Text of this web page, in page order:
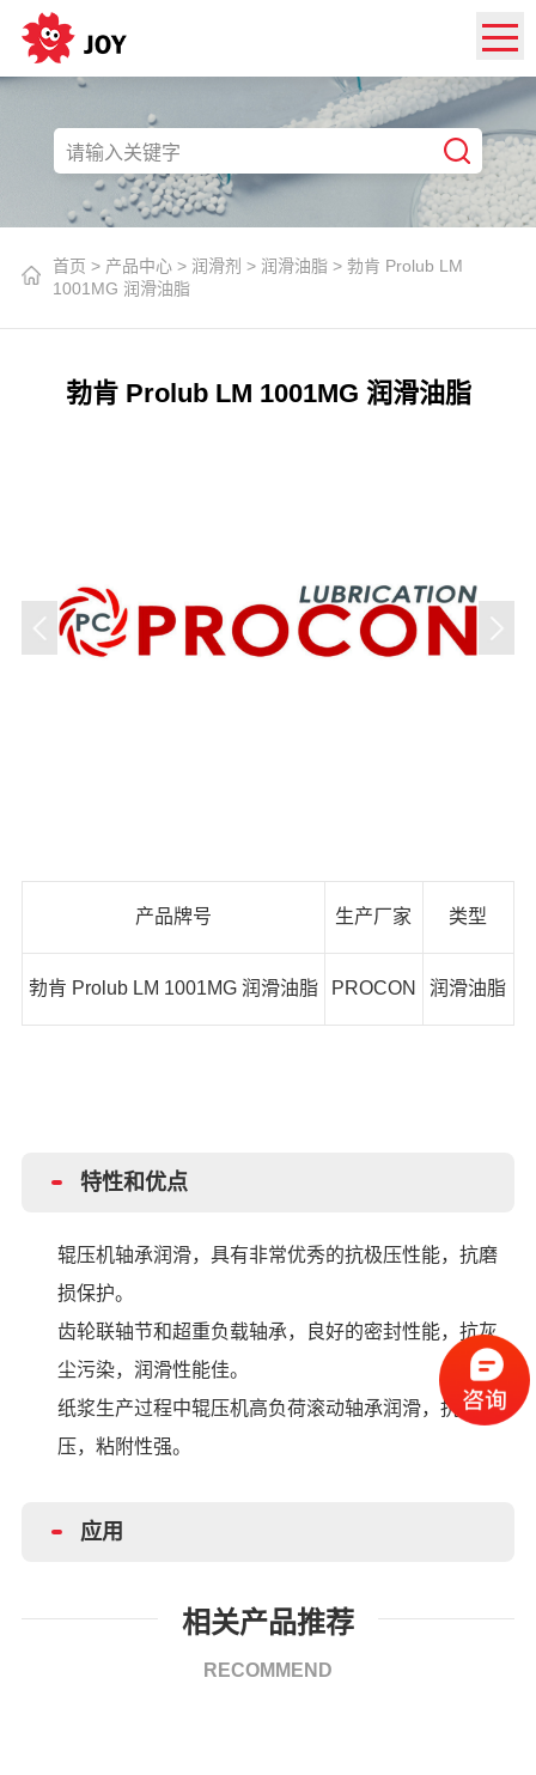
首页 > 产品中心> 润滑剂 > 润滑油脂> 勃肯 Prolub LM
1001MG 润滑油脂
勃肯 Prolub LM 1001MG 润滑油脂
产品牌号 生产厂家 类型
勃肯 Prolub LM 1001MG 润滑油脂 PROCON 润滑油脂
特性和优点
辊压机轴承润滑，具有非常优秀的抗极压性能，抗磨
损保护。
齿轮联轴节和超重负载轴承，良好的密封性能，抗灰
尘污染，润滑性能佳。
纸浆生产过程中辊压机高负荷滚动轴承润滑，抗极
压，粘附性强。
应用
相关产品推荐
RECOMMEND